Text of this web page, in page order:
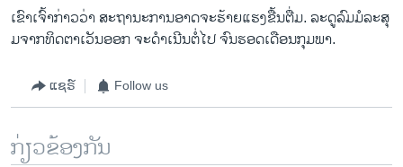
ເຂົາ​ເຈົ້າ​ກ່າວ​ວ່າ ສະຖານະ​ການ​ອາດ​ຈະ​ຮ້າຍ​ແຮງຂື້ນຕື່ມ. ລະດູລົມ​ມໍລະສຸ​
ມຈາກ​ທິດຕາ​ເວັນ​ອອກ ຈະ​ດໍາ​ເນີນຕໍ່ໄປ ຈົນ​ຮອດ​ເດືອນ​ກຸ​ມພາ.
ແຊຣ໌ Follow us
ກ່ຽວຂ້ອງກັນ